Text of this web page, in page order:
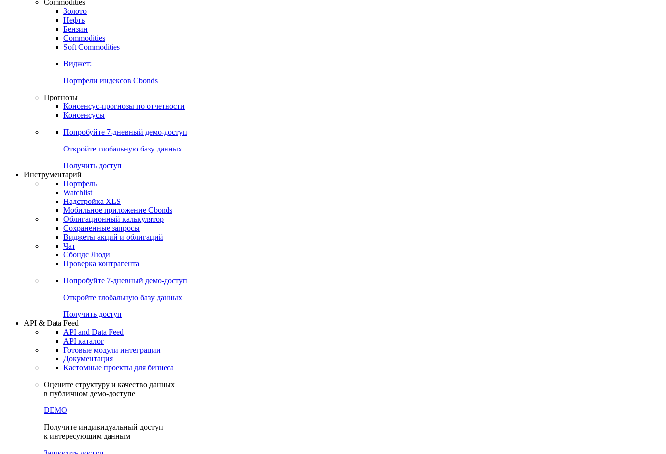
Commodities
Золото
Нефть
Бензин
Commodities
Soft Commodities
Виджет:
Портфели индексов Cbonds
Прогнозы
Консенсус-прогнозы по отчетности
Консенсусы
Попробуйте 7-дневный демо-доступ
Откройте глобальную базу данных
Получить доступ
Инструментарий
Портфель
Watchlist
Надстройка XLS
Мобильное приложение Cbonds
Облигационный калькулятор
Сохраненные запросы
Виджеты акций и облигаций
Чат
Сбондс Люди
Проверка контрагента
Попробуйте 7-дневный демо-доступ
Откройте глобальную базу данных
Получить доступ
API & Data Feed
API and Data Feed
API каталог
Готовые модули интеграции
Документация
Кастомные проекты для бизнеса
Оцените структуру и качество данных
в публичном демо-доступе
DEMO
Получите индивидуальный доступ
к интересующим данным